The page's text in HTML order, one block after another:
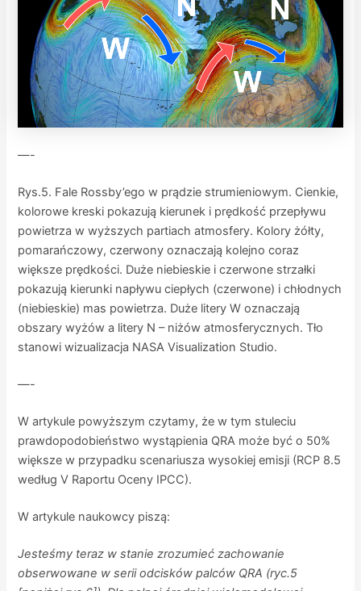
—-
Rys.5. Fale Rossby’ego w prądzie strumieniowym. Cienkie,
kolorowe kreski pokazują kierunek i prędkość przepływu
powietrza w wyższych partiach atmosfery. Kolory żółty,
pomarańczowy, czerwony oznaczają kolejno coraz
większe prędkości. Duże niebieskie i czerwone strzałki
pokazują kierunki napływu ciepłych (czerwone) i chłodnych
(niebieskie) mas powietrza. Duże litery W oznaczają
obszary wyżów a litery N – niżów atmosferycznych. Tło
stanowi wizualizacja NASA Visualization Studio.
—-
W artykule powyższym czytamy, że w tym stuleciu
prawdopodobieństwo wystąpienia QRA może być o 50%
większe w przypadku scenariusza wysokiej emisji (RCP 8.5
według V Raportu Oceny IPCC).
W artykule naukowcy piszą:
Jesteśmy teraz w stanie zrozumieć zachowanie
obserwowane w serii odcisków palców QRA (ryc.5